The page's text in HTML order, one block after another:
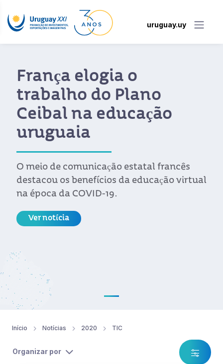
uruguay.uy
França elogia o
trabalho do Plano
Ceibal na educação
uruguaia
O meio de comunicação estatal francês
destacou os benefícios da educação virtual
na época da COVID-19.
Ver notícia
Início Notícias 2020 TIC
Organizar por